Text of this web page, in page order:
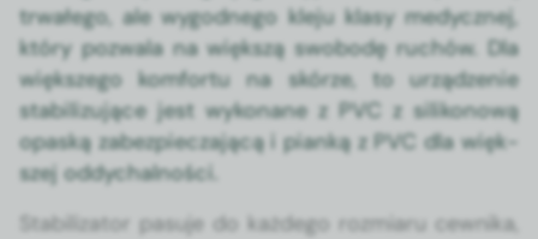
trwałego, ale wygod­nego kle­ju klasy medy­cznej,
który pozwala na więk­szą swo­bodę ruchów. Dla
więk­szego kom­for­tu na skórze, to urządze­nie
sta­bi­lizu­jące jest wyko­nane z PVC z silikonową
opaską zabez­piecza­jącą i pianką z PVC dla więk­
szej odd­y­chal­noś­ci.
Sta­bi­liza­tor pasu­je do każdego rozmi­aru cewni­ka,